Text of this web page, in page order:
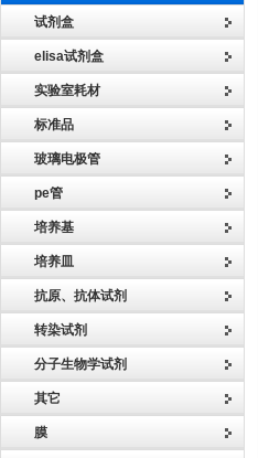
试剂盒
elisa试剂盒
实验室耗材
标准品
玻璃电极管
pe管
培养基
培养皿
抗原、抗体试剂
转染试剂
分子生物学试剂
其它
膜